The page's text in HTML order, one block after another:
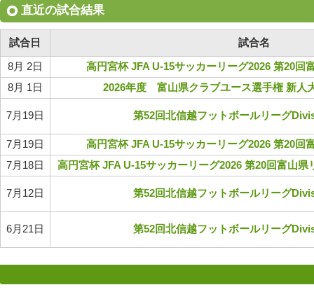
直近の試合結果
試合日
試合名
8月 2日
高円宮杯 JFA U-15サッカーリーグ2026 第20
8月 1日
2026年度 富山県クラブユース選手権 新人
7月19日 第52回北信越フットボールリーグ
7月19日
高円宮杯 JFA U-15サッカーリーグ2026 第20
7月18日
高円宮杯 JFA U-15サッカーリーグ2026 第20回富山
7月12日 第52回北信越フットボールリーグ
6月21日 第52回北信越フットボールリーグ